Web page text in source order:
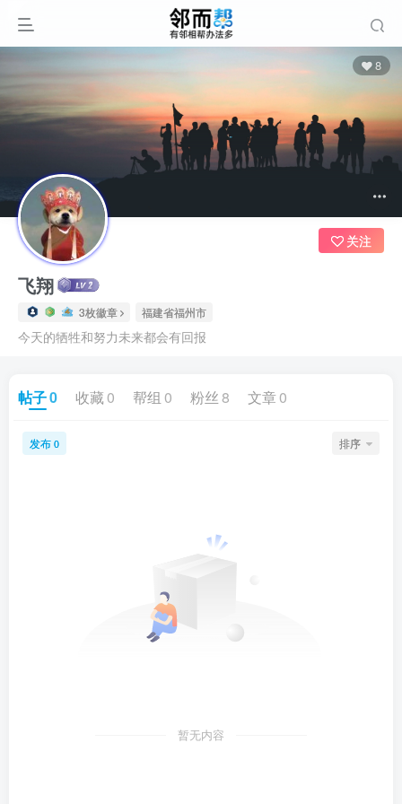
8
飞翔
3枚徽章 福建省福州市
今天的牺牲和努力未来都会有回报
关注
帖子0 收藏 0 帮组 0 粉丝8 文章0
发布 0 排序
暂无内容